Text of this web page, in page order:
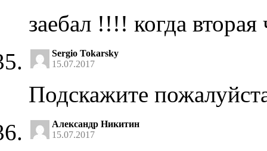
заебал !!!! когда вторая
Sergio Tokarsky
15.07.2017
Подскажите
Александр Никитин
15.07.2017